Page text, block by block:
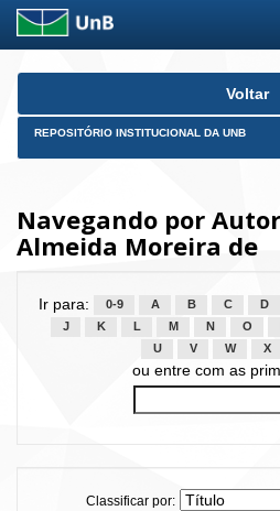
Skip
Voltar
REPOSITÓRIO INSTITUCIONAL DA UNB
Navegando por
Almeida Moreira de
Ir para: 0-9 A B C D
J
K L M N O
U
V W X
ou entre com as
Classificar por: